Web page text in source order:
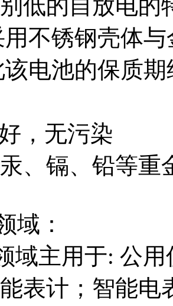
低的自放电的
不锈钢壳体
电池的保质
，无污染
、镉、铅等重
域：
域主用于: 公
表计；智能电